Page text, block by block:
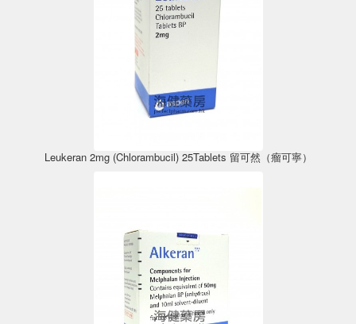
Leukeran 2mg (Chlorambucil) 25Tablets 留可然（瘤可寧）